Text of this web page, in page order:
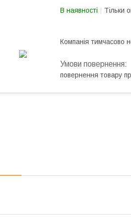
В наявності Тільки
Компанія тимчасово
повернення товару